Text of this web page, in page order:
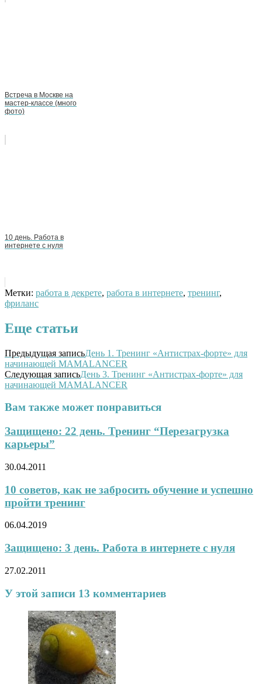
Встреча в Москве на
мастер-классе (много
фото)
10 день. Работа в
интернете с нуля
Метки: работа в декрете, работа в интернете, тренинг,
фриланс
Еще статьи
Предыдущая записьДень 1. Тренинг «Антистрах-форте» для
начинающей MAMALANСER
Следующая записьДень 3. Тренинг «Антистрах-форте» для
начинающей MAMALANСER
Вам также может понравиться
Защищено: 22 день. Тренинг “Перезагрузка
карьеры”
30.04.2011
10 советов, как не забросить обучение и успешно
пройти тренинг
06.04.2019
Защищено: 3 день. Работа в интернете с нуля
27.02.2011
У этой записи 13 комментариев